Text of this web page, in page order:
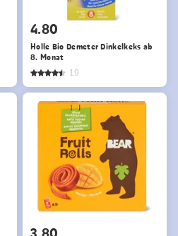
4.80
Holle Bio Demeter Dinkelkeks ab
8. Monat
19